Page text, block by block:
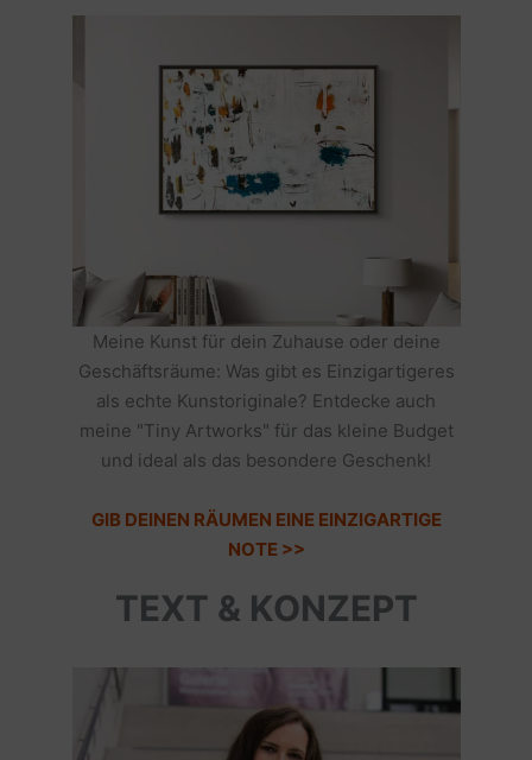
Meine Kunst für dein Zuhause oder deine
Geschäftsräume: Was gibt es Einzigartigeres
als echte Kunstoriginale? Entdecke auch
meine "Tiny Artworks" für das kleine Budget
und ideal als das besondere Geschenk!
GIB DEINEN RÄUMEN EINE EINZIGARTIGE
NOTE >>
TEXT & KONZEPT